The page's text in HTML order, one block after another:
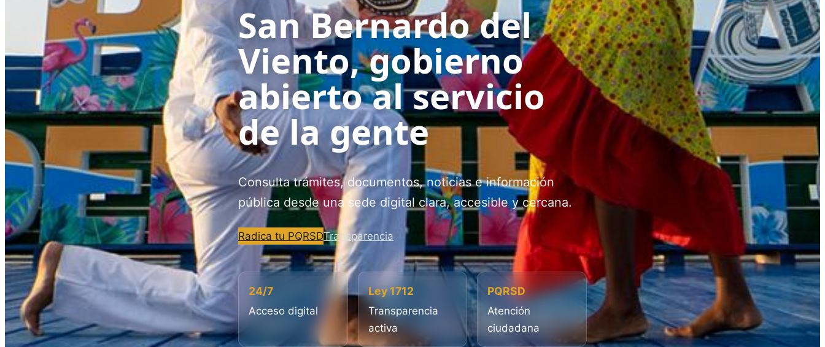
San Bernardo del
Viento, gobierno
abierto al servicio
de la gente
Consulta trámites, documentos, noticias e información
pública desde una sede digital clara, accesible y cercana.
Radica tu PQRSDTransparencia
24/7
Acceso digital
Ley 1712
Transparencia
activa
PQRSD
Atención
ciudadana